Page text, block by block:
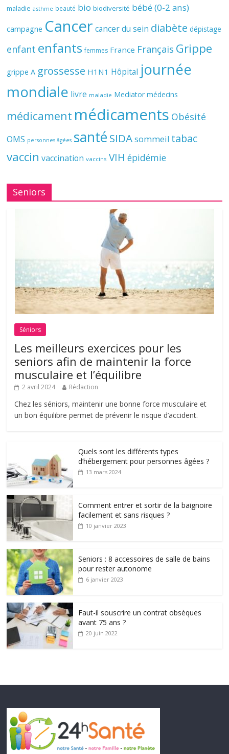
maladie asthme beauté bio biodiversité bébé (0-2 ans)
campagne Cancer cancer du sein diabète dépistage
enfant enfants femmes France Français Grippe
grippe A grossesse H1N1 Hôpital journée
mondiale livre maladie Mediator médecins
médicament médicaments Obésité
OMS personnes âgées santé SIDAsommeil tabac
vaccin vaccination vaccins VIH épidémie
Seniors
Séniors
Les meilleurs exercices pour les
seniors afin de maintenir la force
musculaire et l’équilibre
2 avril 2024 Rédaction
Chez les séniors, maintenir une bonne force musculaire et
un bon équilibre permet de prévenir le risque d’accident.
Quels sont les différents types
d’hébergement pour personnes âgées ?
13 mars 2024
Comment entrer et sortir de la baignoire
facilement et sans risques ?
10 janvier 2023
Seniors : 8 accessoires de salle de bains
pour rester autonome
6 janvier 2023
Faut-il souscrire un contrat obsèques
avant 75 ans ?
20 juin 2022